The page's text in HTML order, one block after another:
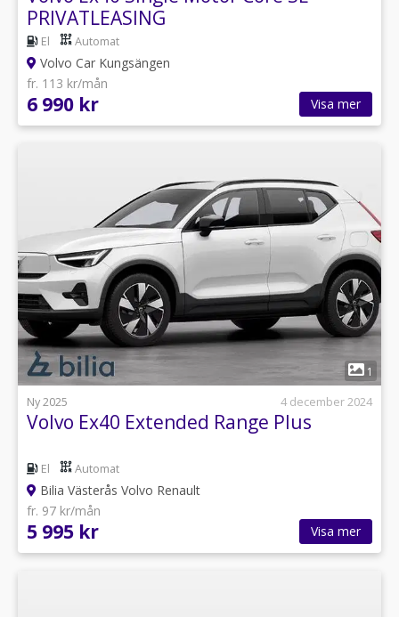
PRIVATLEASING
El Automat
Volvo Car Kungsängen
fr. 113 kr/mån
6 990 kr Visa mer
1
Ny 2025
4 december 2024
Volvo Ex40 Extended Range Plus
El Automat
Bilia Västerås Volvo Renault
fr. 97 kr/mån
5 995 kr Visa mer